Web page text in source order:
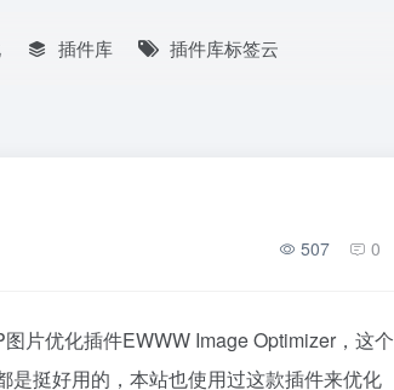
插件库 插件库标签云
507 0
片优化插件EWWW Image Optimizer，这个
挺好用的，本站也使用过这款插件来优化